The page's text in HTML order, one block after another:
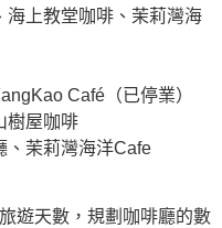
海上教堂咖啡、茉莉灣海
Café（已停業）
樹屋咖啡
、茉莉灣海洋Cafe
遊天數，規劃咖啡廳的數